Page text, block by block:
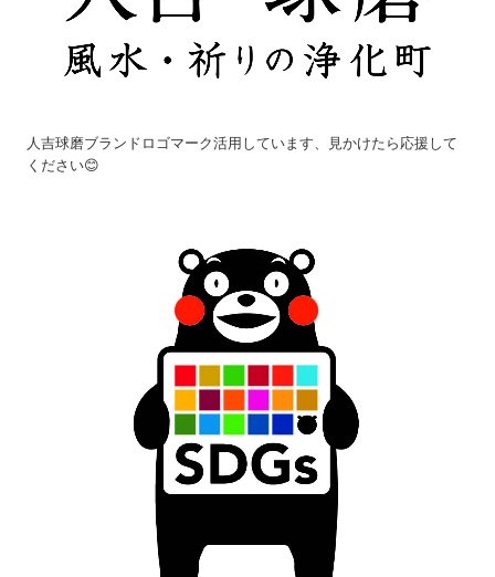
人吉球磨ブランドロゴマーク活用しています、見かけたら応援して
ください😊